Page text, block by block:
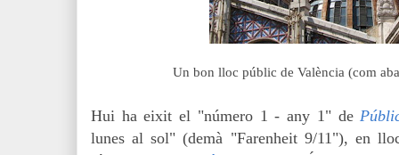
Un bon lloc públic de València (com
Hui ha eixit el "número 1 - any 1" de
lunes al sol" (demà "Farenheit 9/11"), en